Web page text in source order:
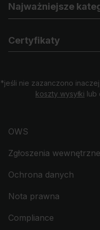
Najważniejsze
Certyfikaty
*jeśli nie zazanczono
koszty wysyłki lub
OWS
Zgłoszenia wewnętrzne
Ochrona danych
Nota prawna
Compliance